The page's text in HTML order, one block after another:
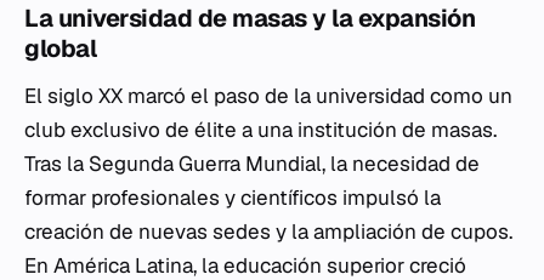
La universidad de masas y la expansión
global
El siglo XX marcó el paso de la universidad como un
club exclusivo de élite a una institución de masas.
Tras la Segunda Guerra Mundial, la necesidad de
formar profesionales y científicos impulsó la
creación de nuevas sedes y la ampliación de cupos.
En América Latina, la educación superior creció